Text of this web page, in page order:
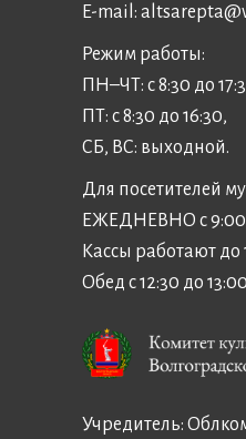
E-mail:
Режим работы:
ПН–ЧТ: с 8:30 до
ПТ: с 8:30 до 16:30,
СБ, ВС: выходной.
Для посетителей
ЕЖЕДНЕВНО с 9:00
Кассы работают до
Обед с 12:30 до
Учредитель: